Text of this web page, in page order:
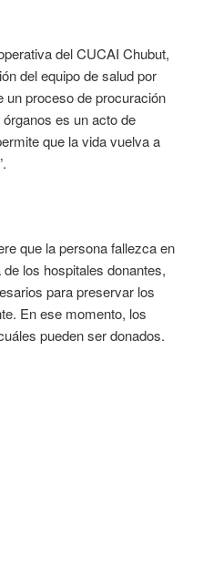
del CUCAI Chubut,
del equipo de salud por
un proceso de procuración
es un acto de
que la vida vuelva a
que la persona fallezca en
los hospitales donantes,
para preservar los
En ese momento, los
pueden ser donados.